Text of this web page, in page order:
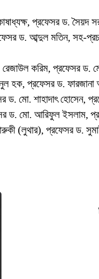
প্রফেসর ড. সৈয়দ
ড. আব্দুল মতিন, সহ-
রেজাউল করিম, প্রফেসর ড.
প্রফেসর ড. ফারজানা
ড. মো. শাহাদাৎ
মো. আরিফুল ইসলাম,
(লুথার), প্রফেসর ড.